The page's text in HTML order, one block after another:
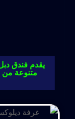
يقدم فندق
متنوعة من